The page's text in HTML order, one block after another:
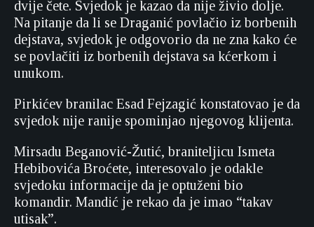
dvije čete. Svjedok je kazao da nije živio dolje.
Na pitanje da li se Draganić povlačio iz borbenih
dejstava, svjedok je odgovorio da ne zna kako će
se povlačiti iz borbenih dejstava sa kćerkom i
unukom.
Pirkićev branilac Esad Fejzagić konstatovao je da
svjedok nije ranije spominjao njegovog klijenta.
Mirsadu Beganović-Žutić, braniteljicu Ismeta
Hebibovića Broćete, interesovalo je odakle
svjedoku informacije da je optuženi bio
komandir. Mandić je rekao da je imao “takav
utisak”.